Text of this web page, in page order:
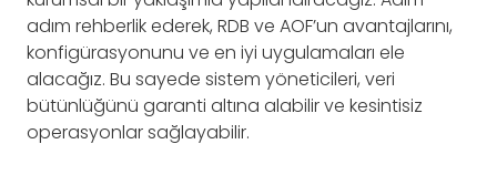
adım rehberlik ederek, RDB ve AOF’un avantajlarını,
konfigürasyonunu ve en iyi uygulamaları ele
alacağız. Bu sayede sistem yöneticileri, veri
bütünlüğünü garanti altına alabilir ve kesintisiz
operasyonlar sağlayabilir.